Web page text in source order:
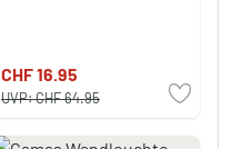
CHF 16.95
UVP:CHF 64.95